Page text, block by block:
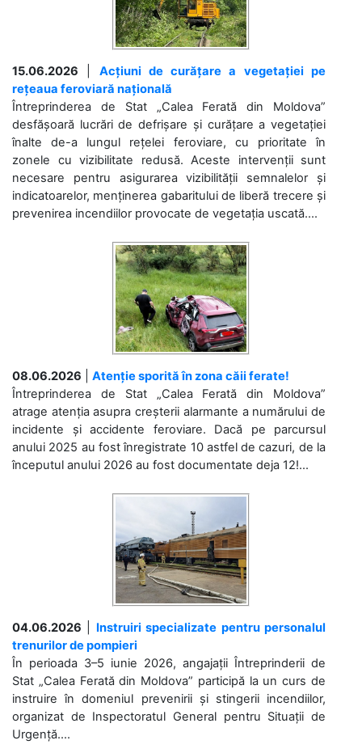
15.06.2026
Acțiuni de curățare a vegetației pe
rețeaua feroviară națională
Întreprinderea de Stat „Calea Ferată din Moldova”
desfășoară lucrări de defrișare și curățare a vegetației
înalte de-a lungul rețelei feroviare, cu prioritate în
zonele cu vizibilitate redusă. Aceste intervenții sunt
necesare pentru asigurarea vizibilității semnalelor și
indicatoarelor, menținerea gabaritului de liberă trecere și
prevenirea incendiilor provocate de vegetația uscată....
08.06.2026
Atenție sporită în zona căii ferate!
Întreprinderea de Stat „Calea Ferată din Moldova”
atrage atenția asupra creșterii alarmante a numărului de
incidente și accidente feroviare. Dacă pe parcursul
anului 2025 au fost înregistrate 10 astfel de cazuri, de la
începutul anului 2026 au fost documentate deja 12!...
04.06.2026
Instruiri specializate pentru personalul
trenurilor de pompieri
În perioada 3–5 iunie 2026, angajații Întreprinderii de
Stat „Calea Ferată din Moldova” participă la un curs de
instruire în domeniul prevenirii și stingerii incendiilor,
organizat de Inspectoratul General pentru Situații de
Urgență....